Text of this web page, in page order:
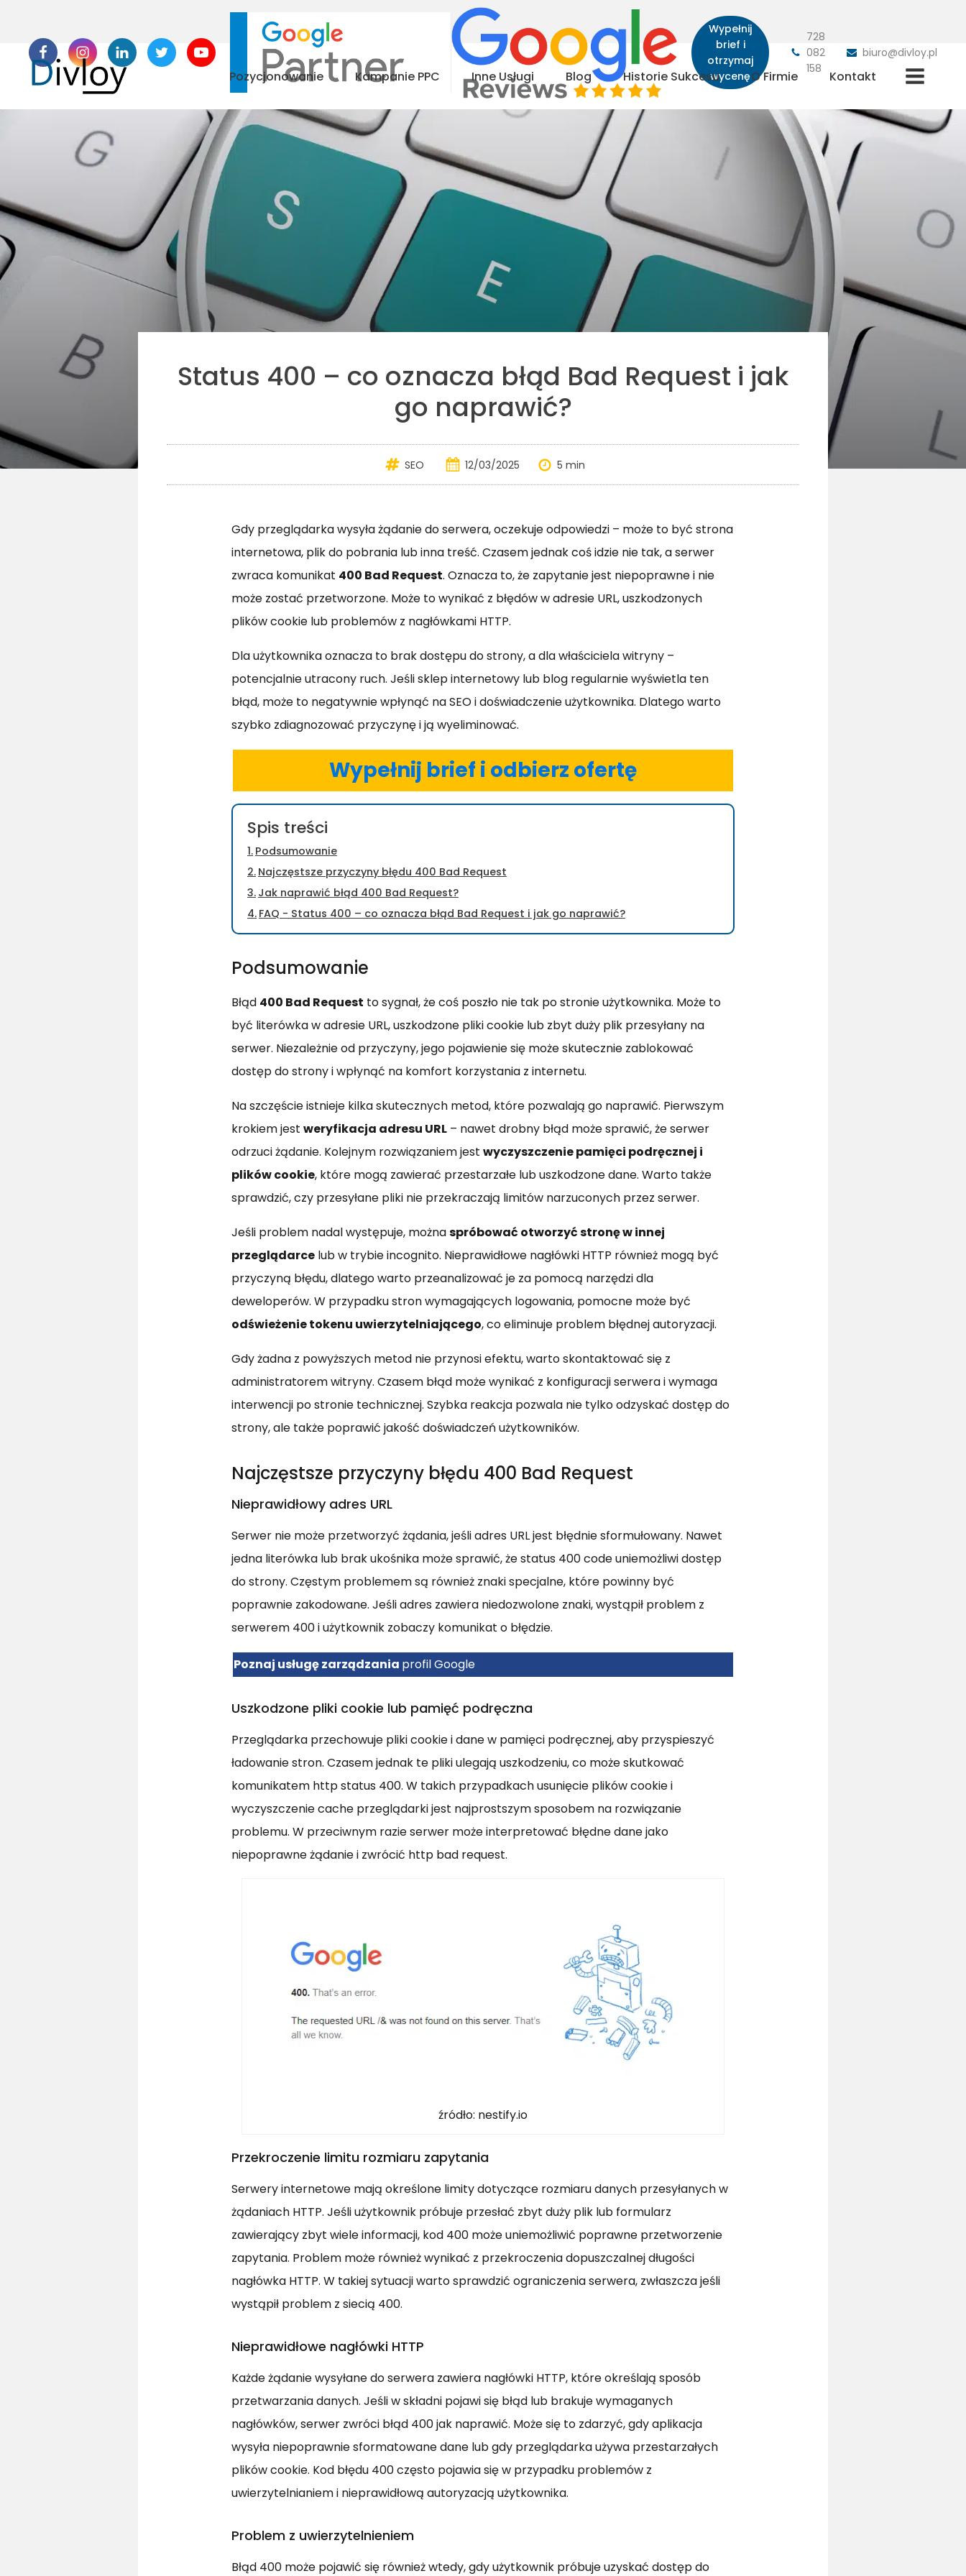
Wypełnij
brief i
otrzymaj
wycenę
728
082
158
biuro@divloy.pl
Pozycjonowanie Kampanie PPC Inne Usługi Blog Historie Sukcesu O Firmie Kontakt
Status 400 – co oznacza błąd Bad Request i jak
go naprawić?
SEO 12/03/2025 5 min
Gdy przeglądarka wysyła żądanie do serwera, oczekuje odpowiedzi – może to być strona
internetowa, plik do pobrania lub inna treść. Czasem jednak coś idzie nie tak, a serwer
zwraca komunikat 400 Bad Request. Oznacza to, że zapytanie jest niepoprawne i nie
może zostać przetworzone. Może to wynikać z błędów w adresie URL, uszkodzonych
plików cookie lub problemów z nagłówkami HTTP.
Dla użytkownika oznacza to brak dostępu do strony, a dla właściciela witryny –
potencjalnie utracony ruch. Jeśli sklep internetowy lub blog regularnie wyświetla ten
błąd, może to negatywnie wpłynąć na SEO i doświadczenie użytkownika. Dlatego warto
szybko zdiagnozować przyczynę i ją wyeliminować.
Wypełnij brief i odbierz ofertę
Spis treści
Podsumowanie
Najczęstsze przyczyny błędu 400 Bad Request
Jak naprawić błąd 400 Bad Request?
FAQ - Status 400 – co oznacza błąd Bad Request i jak go naprawić?
Podsumowanie
Błąd 400 Bad Request to sygnał, że coś poszło nie tak po stronie użytkownika. Może to
być literówka w adresie URL, uszkodzone pliki cookie lub zbyt duży plik przesyłany na
serwer. Niezależnie od przyczyny, jego pojawienie się może skutecznie zablokować
dostęp do strony i wpłynąć na komfort korzystania z internetu.
Na szczęście istnieje kilka skutecznych metod, które pozwalają go naprawić. Pierwszym
krokiem jest weryfikacja adresu URL – nawet drobny błąd może sprawić, że serwer
odrzuci żądanie. Kolejnym rozwiązaniem jest wyczyszczenie pamięci podręcznej i
plików cookie, które mogą zawierać przestarzałe lub uszkodzone dane. Warto także
sprawdzić, czy przesyłane pliki nie przekraczają limitów narzuconych przez serwer.
Jeśli problem nadal występuje, możnaspróbować otworzyć stronę w innej
przeglądarce lub w trybie incognito. Nieprawidłowe nagłówki HTTP również mogą być
przyczyną błędu, dlatego warto przeanalizować je za pomocą narzędzi dla
deweloperów. W przypadku stron wymagających logowania, pomocne może być
odświeżenie tokenu uwierzytelniającego, co eliminuje problem błędnej autoryzacji.
Gdy żadna z powyższych metod nie przynosi efektu, warto skontaktować się z
administratorem witryny. Czasem błąd może wynikać z konfiguracji serwera i wymaga
interwencji po stronie technicznej. Szybka reakcja pozwala nie tylko odzyskać dostęp do
strony, ale także poprawić jakość doświadczeń użytkowników.
Najczęstsze przyczyny błędu 400 Bad Request
Nieprawidłowy adres URL
Serwer nie może przetworzyć żądania, jeśli adres URL jest błędnie sformułowany. Nawet
jedna literówka lub brak ukośnika może sprawić, że status 400 code uniemożliwi dostęp
do strony. Częstym problemem są również znaki specjalne, które powinny być
poprawnie zakodowane. Jeśli adres zawiera niedozwolone znaki, wystąpił problem z
serwerem 400 i użytkownik zobaczy komunikat o błędzie.
Poznaj usługę zarządzania profil Google
Uszkodzone pliki cookie lub pamięć podręczna
Przeglądarka przechowuje pliki cookie i dane w pamięci podręcznej, aby przyspieszyć
ładowanie stron. Czasem jednak te pliki ulegają uszkodzeniu, co może skutkować
komunikatem http status 400. W takich przypadkach usunięcie plików cookie i
wyczyszczenie cache przeglądarki jest najprostszym sposobem na rozwiązanie
problemu. W przeciwnym razie serwer może interpretować błędne dane jako
niepoprawne żądanie i zwrócić http bad request.
źródło: nestify.io
Przekroczenie limitu rozmiaru zapytania
Serwery internetowe mają określone limity dotyczące rozmiaru danych przesyłanych w
żądaniach HTTP. Jeśli użytkownik próbuje przesłać zbyt duży plik lub formularz
zawierający zbyt wiele informacji, kod 400 może uniemożliwić poprawne przetworzenie
zapytania. Problem może również wynikać z przekroczenia dopuszczalnej długości
nagłówka HTTP. W takiej sytuacji warto sprawdzić ograniczenia serwera, zwłaszcza jeśli
wystąpił problem z siecią 400.
Nieprawidłowe nagłówki HTTP
Każde żądanie wysyłane do serwera zawiera nagłówki HTTP, które określają sposób
przetwarzania danych. Jeśli w składni pojawi się błąd lub brakuje wymaganych
nagłówków, serwer zwróci błąd 400 jak naprawić. Może się to zdarzyć, gdy aplikacja
wysyła niepoprawnie sformatowane dane lub gdy przeglądarka używa przestarzałych
plików cookie. Kod błędu 400 często pojawia się w przypadku problemów z
uwierzytelnianiem i nieprawidłową autoryzacją użytkownika.
Problem z uwierzytelnieniem
Błąd 400 może pojawić się również wtedy, gdy użytkownik próbuje uzyskać dostęp do